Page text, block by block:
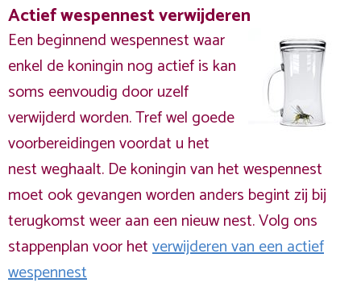
Actief wespennest verwijderen
Een beginnend wespennest waar
enkel de koningin nog actief is kan
soms eenvoudig door uzelf
verwijderd worden. Tref wel goede
voorbereidingen voordat u het
nest weghaalt. De koningin van het wespennest
moet ook gevangen worden anders begint zij bij
terugkomst weer aan een nieuw nest. Volg ons
stappenplan voor hetverwijderen van een actief
wespennest